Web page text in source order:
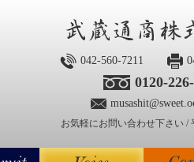
042-560-7211
0120-
お気軽にお問い合わせ下さい /